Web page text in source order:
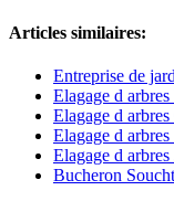
Articles similaires:
Entreprise de
Elagage d
Elagage d
Elagage d
Elagage d arbres
Bucheron Soucht